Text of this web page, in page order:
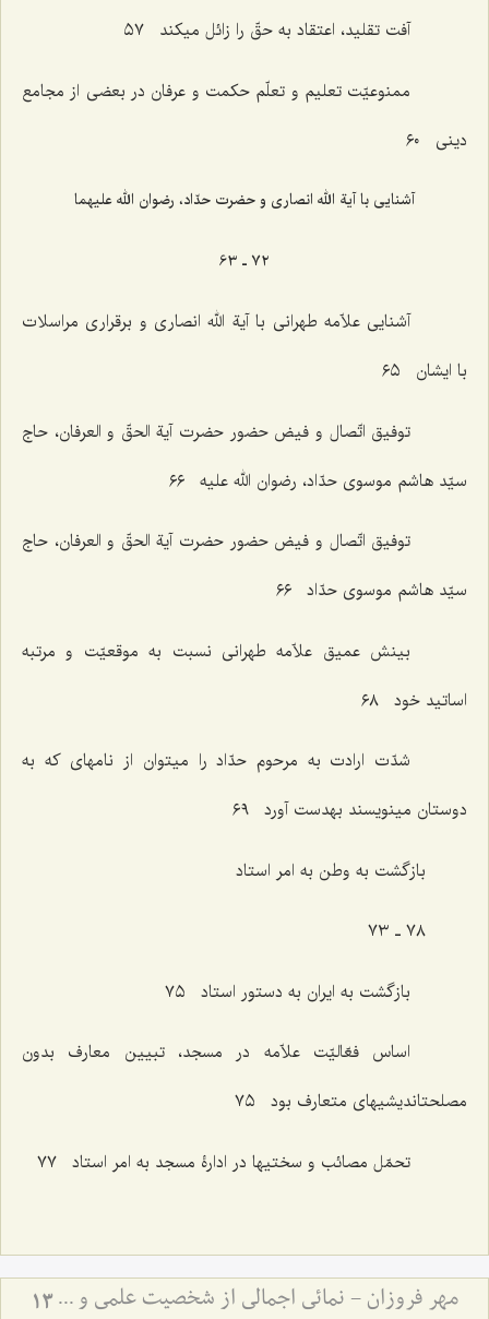
آفت تقلید، اعتقاد به حقّ را زائل میکند ٥٧
ممنوعیّت تعلیم و تعلّم حکمت و عرفان در بعضی از مجامع
دینی ٦٠
آشنایی با آیة الله انصاری و حضرت حدّاد، رضوان الله علیهما
٧٢ ـ ٦٣
آشنایی علاّمه طهرانی با آیة الله انصاری و برقراری مراسلات
با ایشان ٦٥
توفیق اتّصال و فیض حضور حضرت آیة الحقّ و العرفان، حاج
سیّد هاشم موسوی حدّاد، رضوان الله علیه ٦٦
توفیق اتّصال و فیض حضور حضرت آیة الحقّ و العرفان، حاج
سیّد هاشم موسوی حدّاد ٦٦
بینش عمیق علاّمه طهرانی نسبت به موقعیّت و مرتبه
اساتید خود ٦٨
شدّت ارادت به مرحوم حدّاد را میتوان از نامهای که به
دوستان مینویسند بهدست آورد ٦٩
بازگشت به وطن به امر استاد
٧٨ ـ ٧٣
بازگشت به ایران به دستور استاد ٧٥
اساس فعّالیّت علاّمه در مسجد، تبیین معارف بدون
مصلحتاندیشیهای متعارف بود ٧٥
تحمّل مصائب و سختیها در ادارۀ مسجد به امر استاد ٧٧
مهر فروزان - نمائی اجمالی از شخصیت علمی و اخلاقی حضرت علامه آیة الله حاج سید محمد حسین حسینی طهرانی 13